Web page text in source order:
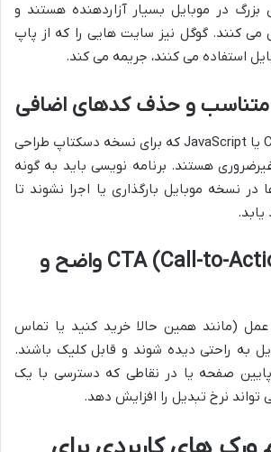
در موبایل بسیار آزاردهنده هستند و
می کنند. گوگل نیز سایت هایی را که از پاپ
استفاده می کنند، جریمه می کند.
متناسب و حذف کدهای اضافی
بسیاری از کدهای CSS یا JavaScript که برای نسخه دسکتاپ طراحی
هستند. برنامه نویسی باید به گونه
نسخه موبایل بارگذاری یا اجرا نشوند تا
دکمه های CTA (Call-to-Action) واضح و
(مانند همین حالا خرید کنید یا تماس
به راحتی دیده شوند و قابل کلیک باشند.
صفحه یا در نقاطی که دسترسی با یک
نرخ تبدیل را افزایش دهد.